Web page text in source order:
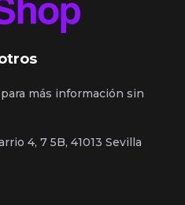
más información sin
4, 7 5B, 41013 Sevilla